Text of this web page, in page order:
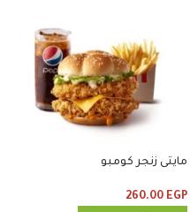
مايتى زنجر كومبو
260.00 EGP